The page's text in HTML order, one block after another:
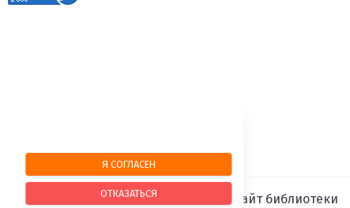
SIMAI-SF4: Сайт библиотеки
Я СОГЛАСЕН
ОТКАЗАТЬСЯ